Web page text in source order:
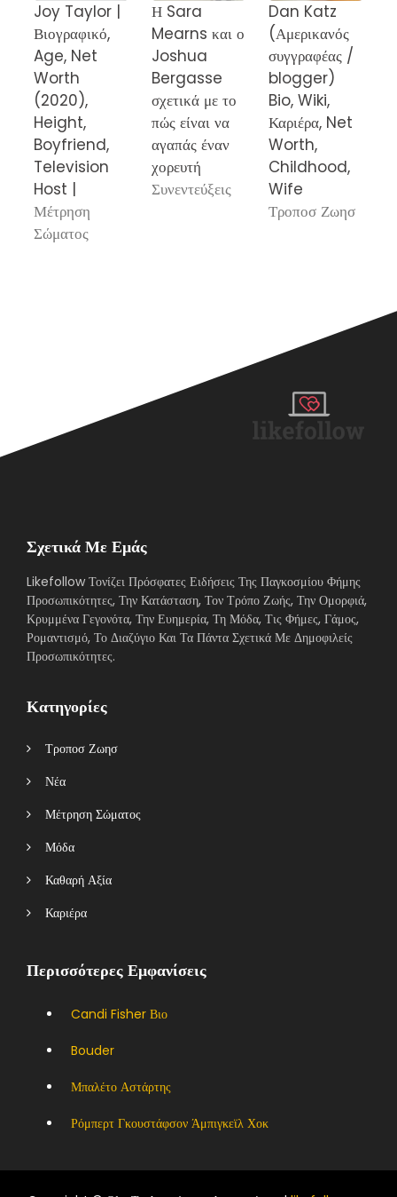
Joy Taylor |
Βιογραφικό,
Age, Net
Worth
(2020),
Height,
Boyfriend,
Television
Host |
Μέτρηση
Σώματος
Η Sara
Mearns και ο
Joshua
Bergasse
σχετικά με το
πώς είναι να
αγαπάς έναν
χορευτή
Συνεντεύξεις
Dan Katz
(Αμερικανός
συγγραφέας /
blogger)
Bio, Wiki,
Καριέρα, Net
Worth,
Childhood,
Wife
Τροποσ Ζωησ
Σχετικά Με Εμάς
Likefollow Τονίζει Πρόσφατες Ειδήσεις Της Παγκοσμίου Φήμης
Προσωπικότητες, Την Κατάσταση, Τον Τρόπο Ζωής, Την Ομορφιά,
Κρυμμένα Γεγονότα, Την Ευημερία, Τη Μόδα, Τις Φήμες, Γάμος,
Ρομαντισμό, Το Διαζύγιο Και Τα Πάντα Σχετικά Με Δημοφιλείς
Προσωπικότητες.
Κατηγορίες
Τροποσ Ζωησ
Νέα
Μέτρηση Σώματος
Μόδα
Καθαρή Αξία
Καριέρα
Περισσότερες Εμφανίσεις
Candi Fisher Βιο
Bouder
Μπαλέτο Αστάρτης
Ρόμπερτ Γκουστάφσον Άμπιγκεϊλ Χοκ